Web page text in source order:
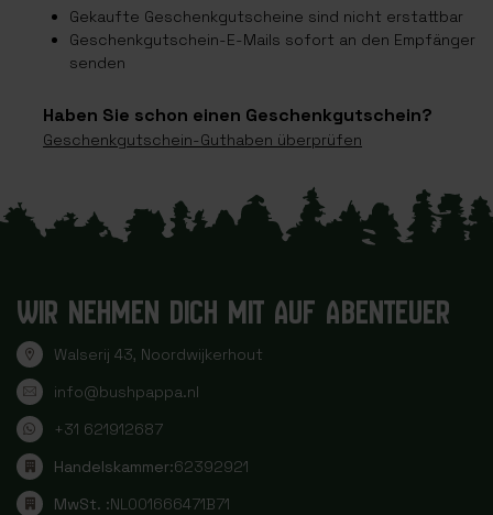
Gekaufte Geschenkgutscheine sind nicht erstattbar
Geschenkgutschein-E-Mails sofort an den Empfänger
senden
Haben Sie schon einen Geschenkgutschein?
Geschenkgutschein-Guthaben überprüfen
WIR NEHMEN DICH MIT AUF ABENTEUER
Walserij 43, Noordwijkerhout
info@bushpappa.nl
+31 621912687
Handelskammer:62392921
MwSt. :NL001666471B71